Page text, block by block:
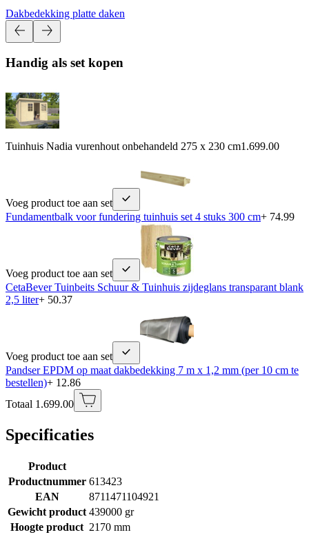
Dakbedekking platte daken
Handig als set kopen
Tuinhuis Nadia vurenhout onbehandeld 275 x 230 cm1.699.00
Voeg product toe aan set
Fundamentbalk voor fundering tuinhuis set 4 stuks 300 cm+ 74.99
Voeg product toe aan set
CetaBever Tuinbeits Schuur & Tuinhuis zijdeglans transparant blank
2,5 liter+ 50.37
Voeg product toe aan set
Pandser EPDM op maat dakbedekking 7 m x 1,2 mm (per 10 cm te
bestellen)+ 12.86
Totaal 1.699.00
Specificaties
Product
Productnummer 613423
EAN
8711471104921
Gewicht product 439000 gr
Hoogte product 2170 mm